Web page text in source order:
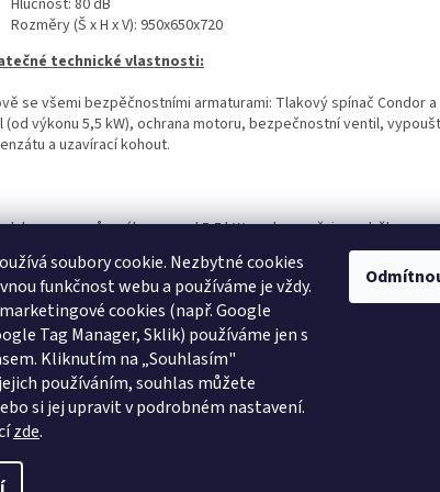
soubory cookie. Nezbytné cookies
funkčnost webu a používáme je vždy.
cookies (např. Google
Tag Manager, Sklik) používáme jen s
Kliknutím na „Souhlasím"
používáním, souhlas můžete
si jej upravit v podrobném nastavení.
zde.
Hlučnost: 80 dB
Rozměry (Š x H x V): 950x650x720
technické vlastnosti:
se všemi bezpěčnostními armaturami: Tlakový spínač Condor
(od výkonu 5,5 kW), ochrana motoru, bezpečnostní ventil,
a uzavírací kohout.
kompresorů s výkonem od 5,5 kW se doporučuje rozběh
hvězda-trojúhelník.
Schneider Airsystems ATMOS BEKO Technologies
Atlas Copco